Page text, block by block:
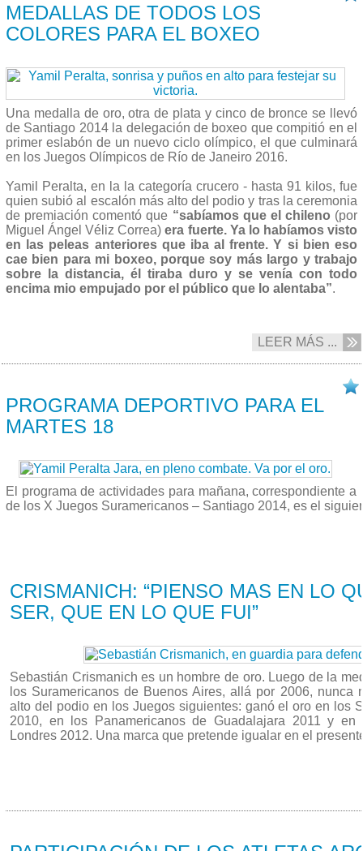
MEDALLAS DE TODOS LOS
COLORES PARA EL BOXEO
Una medalla de oro, otra de plata y cinco de bronce se llevó
de Santiago 2014 la delegación de boxeo que compitió en el
primer eslabón de un nuevo ciclo olímpico, el que culminará
en los Juegos Olímpicos de Río de Janeiro 2016.
Yamil Peralta, en la la categoría crucero - hasta 91 kilos, fue
quien subió al escalón más alto del podio y tras la ceremonia
de premiación comentó que “sabíamos que el chileno (por
Miguel Ángel Véliz Correa)era fuerte. Ya lo habíamos visto
en las peleas anteriores que iba al frente. Y si bien eso
cae bien para mi boxeo, porque soy más largo y trabajo
sobre la distancia, él tiraba duro y se venía con todo
encima mio empujado por el público que lo alentaba”.
LEER MÁS ...
PROGRAMA DEPORTIVO PARA EL
MARTES 18
El programa de actividades para mañana, correspondiente
de los X Juegos Suramericanos – Santiago 2014, es el
CRISMANICH: “PIENSO MAS EN LO
SER, QUE EN LO QUE FUI”
Sebastián Crismanich es un hombre de oro. Luego de la
los Suramericanos de Buenos Aires, allá por 2006, nunca
alto del podio en los Juegos siguientes: ganó el oro en los
2010, en los Panamericanos de Guadalajara 2011 y en
Londres 2012. Una marca que pretende igualar en el